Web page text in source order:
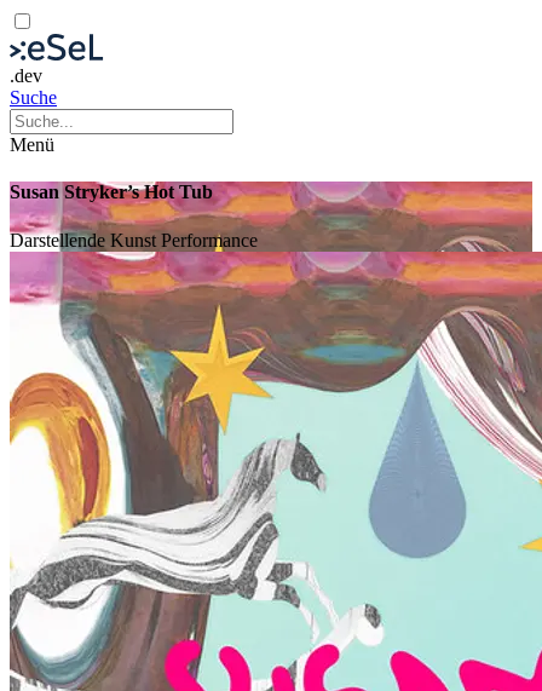
.dev
Suche
Menü
Susan Stryker’s Hot Tub
Darstellende Kunst Performance